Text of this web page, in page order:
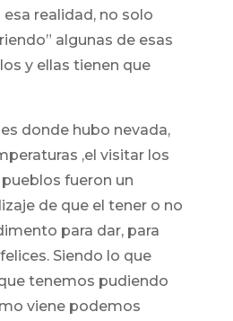
realidad, no solo
algunas de esas
y ellas tienen que
donde hubo nevada,
,el visitar los
fueron un
de que el tener o no
para dar, para
Siendo lo que
tenemos pudiendo
viene podemos